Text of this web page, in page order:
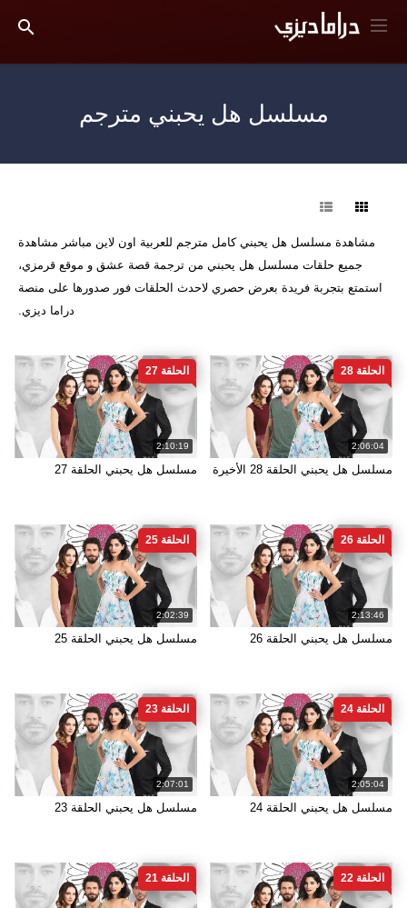
مسلسل هل يحبني مترجم
مشاهدة مسلسل هل يحبني كامل مترجم للعربية اون لاين مباشر مشاهدة
جميع حلقات مسلسل هل يحبني من ترجمة قصة عشق و موقع قرمزي،
استمتع بتجربة فريدة بعرض حصري لاحدث الحلقات فور صدورها على منصة
دراما ديزي.
2:06:04
الحلقة 28
مسلسل هل يحبني الحلقة 28 الأخيرة
2:10:19
الحلقة 27
مسلسل هل يحبني الحلقة 27
2:13:46
الحلقة 26
مسلسل هل يحبني الحلقة 26
2:02:39
الحلقة 25
مسلسل هل يحبني الحلقة 25
2:05:04
الحلقة 24
مسلسل هل يحبني الحلقة 24
2:07:01
الحلقة 23
مسلسل هل يحبني الحلقة 23
الحلقة 22 الحلقة 21